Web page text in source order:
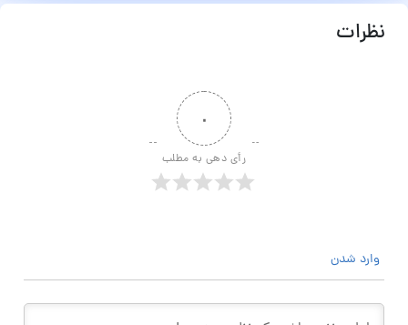
نظرات
۰
رأی دهی به مطلب
وارد شدن